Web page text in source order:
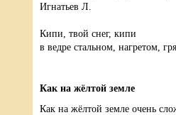
Игнатьев Л.
Кипи, твой снег, кипи
в ведре стальном, нагретом,
Как на жёлтой земле
Как на жёлтой земле очень